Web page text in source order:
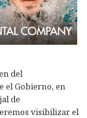
del
el Gobierno, en
de
visibilizar el